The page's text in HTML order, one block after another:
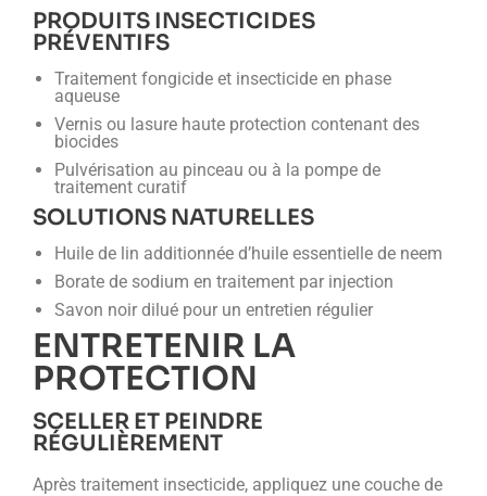
PRODUITS INSECTICIDES
PRÉVENTIFS
Traitement fongicide et insecticide en phase
aqueuse
Vernis ou lasure haute protection contenant des
biocides
Pulvérisation au pinceau ou à la pompe de
traitement curatif
SOLUTIONS NATURELLES
Huile de lin additionnée d’huile essentielle de neem
Borate de sodium en traitement par injection
Savon noir dilué pour un entretien régulier
ENTRETENIR LA
PROTECTION
SCELLER ET PEINDRE
RÉGULIÈREMENT
Après traitement insecticide, appliquez une couche de